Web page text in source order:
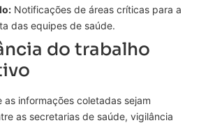
Notificações de áreas críticas para a
das equipes de saúde.
do trabalho
as informações coletadas sejam
as secretarias de saúde, vigilância